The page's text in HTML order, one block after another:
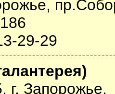
29-29
г.